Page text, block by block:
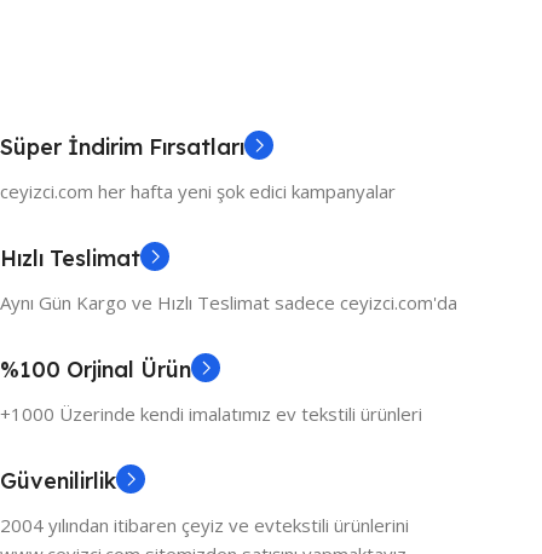
Süper İndirim Fırsatları
ceyizci.com her hafta yeni şok edici kampanyalar
Hızlı Teslimat
Aynı Gün Kargo ve Hızlı Teslimat sadece ceyizci.com'da
%100 Orjinal Ürün
+1000 Üzerinde kendi imalatımız ev tekstili ürünleri
Güvenilirlik
2004 yılından itibaren çeyiz ve evtekstili ürünlerini